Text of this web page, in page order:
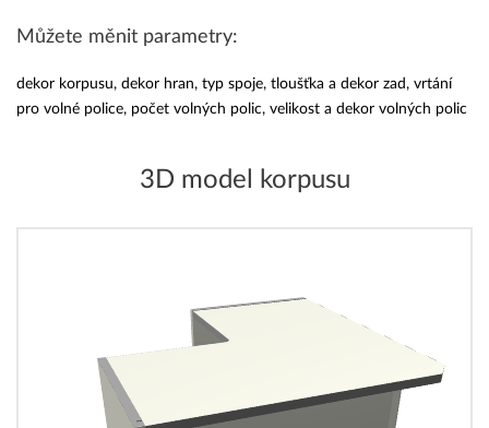
Můžete měnit parametry:
dekor korpusu, dekor hran, typ spoje, tloušťka a dekor zad, vrtání
pro volné police, počet volných polic, velikost a dekor volných polic
3D model korpusu